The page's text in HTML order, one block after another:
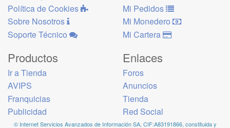
Política de Cookies
Sobre Nosotros
Soporte Técnico
Mi Pedidos
Mi Monedero
Mi Cartera
Productos
Ir a Tienda
AVIPS
Franquicias
Publicidad
Enlaces
Foros
Anuncios
Tienda
Red Social
© Internet Servicios Avanzados de Información SA, CIF:A83191866, constituida y